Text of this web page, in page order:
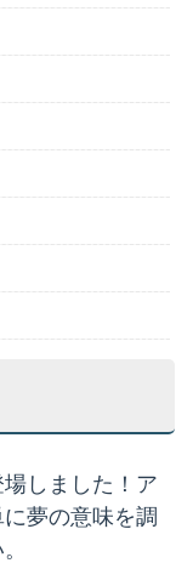
しました！ア
夢の意味を調